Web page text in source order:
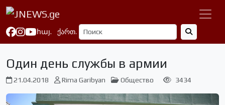
հայ. ქართ.
Один день службы в армии
21.04.2018 Rima Garibyan Общество 3434